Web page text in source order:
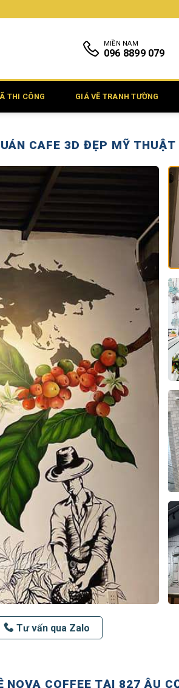
MIỀN NAM
096 8899 079
THI CÔNG GIÁ VẼ TRANH TƯỜNG
CAFE 3D ĐẸP MỸ THUẬT
Tư vấn qua Zalo
NOVA COFFEE TẠI 827 ÂU